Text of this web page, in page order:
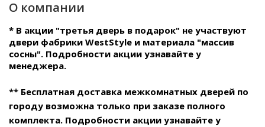
О компании
* В акции "третья дверь в подарок" не участвуют
двери фабрики WestStyle и материала "массив
сосны". Подробности акции узнавайте у
менеджера.
** Бесплатная доставка межкомнатных дверей по
городу возможна только при заказе полного
комплекта. Подробности акции узнавайте у